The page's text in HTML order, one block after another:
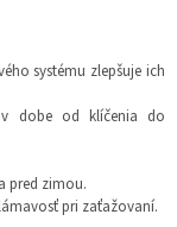
systému zlepšuje ich
dobe od klíčenia do
pred zimou.
pri zaťažovaní.